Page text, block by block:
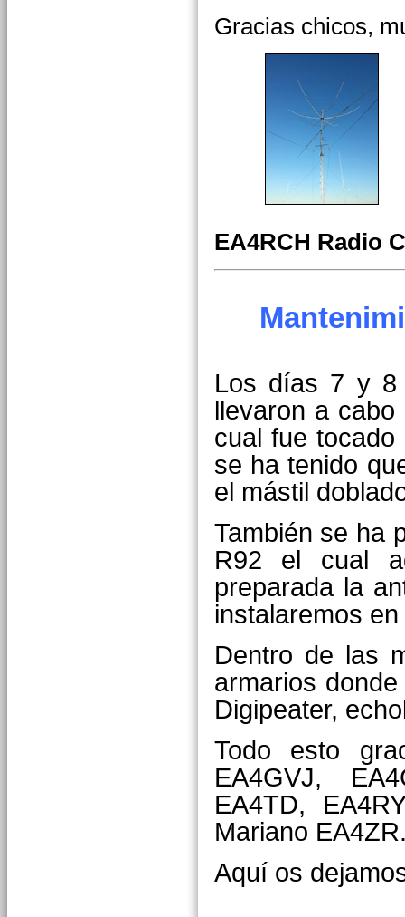
Gracias chicos,
EA4RCH Radio
Los días 7 y 8
llevaron a
cual fue
se ha tenido
el mástil
También se ha
R92 el cual
preparada la
instalaremos
Dentro de las
armarios
Digipeater,
Todo esto
EA4GVJ,
EA4TD,
Mariano
Aquí os